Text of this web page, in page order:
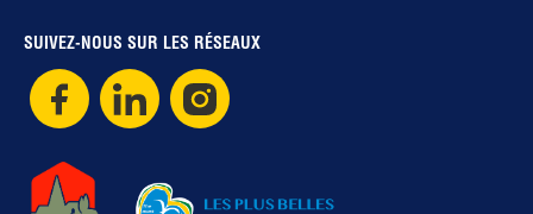
SUIVEZ-NOUS SUR LES RÉSEAUX